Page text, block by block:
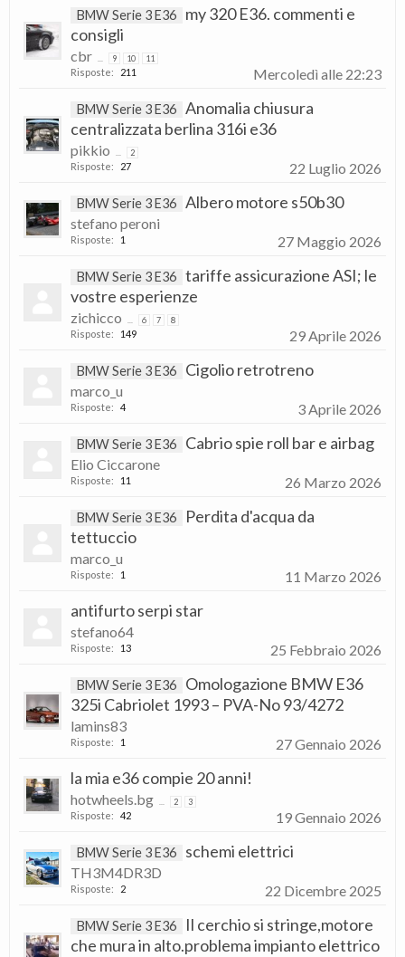
BMW Serie 3 E36
my 320 E36. commenti e
consigli
cbr 9 10 11
Risposte: 211 Mercoledì alle 22:23
BMW Serie 3 E36 Anomalia chiusura
centralizzata berlina 316i e36
pikkio 2
Risposte: 27 22 Luglio 2026
BMW Serie 3 E36 Albero motore s50b30
stefano peroni
Risposte: 1 27 Maggio 2026
BMW Serie 3 E36 tariffe assicurazione ASI; le
vostre esperienze
zichicco 6 7 8
Risposte: 149 29 Aprile 2026
BMW Serie 3 E36 Cigolio retrotreno
marco_u
Risposte: 4 3 Aprile 2026
BMW Serie 3 E36 Cabrio spie roll bar e airbag
Elio Ciccarone
Risposte: 11 26 Marzo 2026
BMW Serie 3 E36
Perdita d'acqua da
tettuccio
marco_u
Risposte: 1 11 Marzo 2026
antifurto serpi star
stefano64
Risposte: 13 25 Febbraio 2026
BMW Serie 3 E36
Omologazione BMW E36
325i Cabriolet 1993 – PVA-No 93/4272
lamins83
Risposte: 1 27 Gennaio 2026
la mia e36 compie 20 anni!
hotwheels.bg 2 3
Risposte: 42 19 Gennaio 2026
BMW Serie 3 E36 schemi elettrici
TH3M4DR3D
Risposte: 2 22 Dicembre 2025
BMW Serie 3 E36
Il cerchio si stringe,motore
che mura in alto.problema impianto elettrico